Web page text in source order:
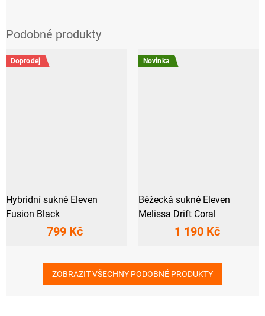
Doprodej
Hybridní sukně Eleven
Fusion Black
799 Kč
Novinka
Běžecká sukně Eleven
Melissa Drift Coral
1 190 Kč
ZOBRAZIT VŠECHNY PODOBNÉ PRODUKTY